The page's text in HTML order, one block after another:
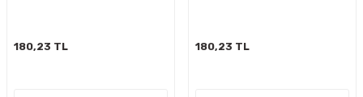
180,23 TL 180,23 TL